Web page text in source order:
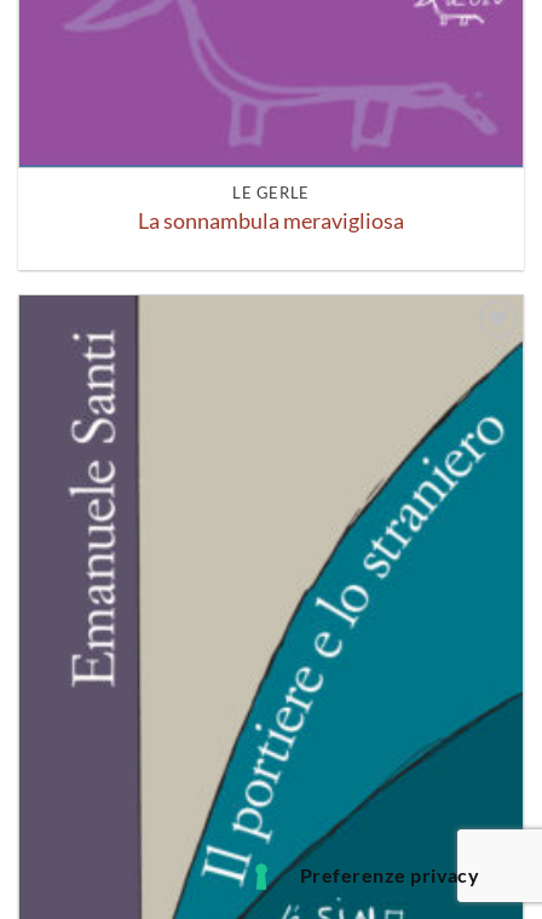
LE GERLE
La sonnambula meravigliosa
Aggiungi
alla lista
dei
desideri